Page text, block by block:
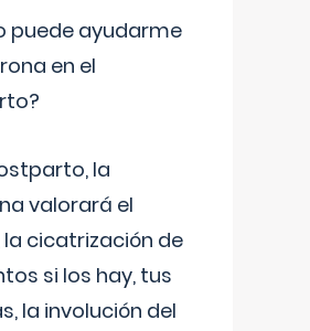
puede ayudarme
en el
la
valorará el
la cicatrización de
si los hay, tus
la involución del